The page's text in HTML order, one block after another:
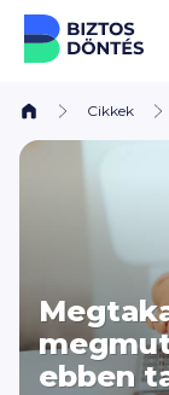
Ugrás a
Cikkek
ebben